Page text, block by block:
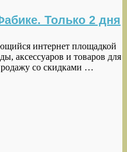
Только 2 дня
интернет площадкой
аксессуаров и товаров для
со скидками …